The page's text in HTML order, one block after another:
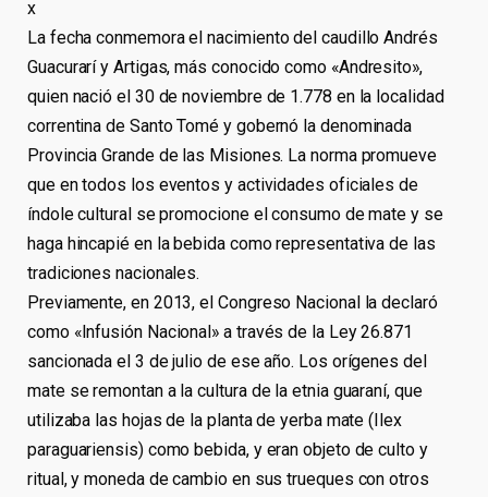
x
La fecha conmemora el nacimiento del caudillo Andrés
Guacurarí y Artigas, más conocido como «Andresito»,
quien nació el 30 de noviembre de 1.778 en la localidad
correntina de Santo Tomé y gobernó la denominada
Provincia Grande de las Misiones. La norma promueve
que en todos los eventos y actividades oficiales de
índole cultural se promocione el consumo de mate y se
haga hincapié en la bebida como representativa de las
tradiciones nacionales.
Previamente, en 2013, el Congreso Nacional la declaró
como «Infusión Nacional» a través de la Ley 26.871
sancionada el 3 de julio de ese año. Los orígenes del
mate se remontan a la cultura de la etnia guaraní, que
utilizaba las hojas de la planta de yerba mate (Ilex
paraguariensis) como bebida, y eran objeto de culto y
ritual, y moneda de cambio en sus trueques con otros